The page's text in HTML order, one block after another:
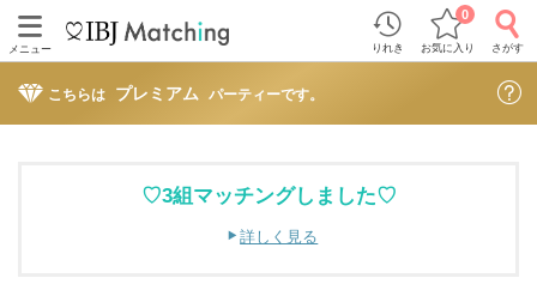
メニュー りれき お気に入り
0
さがす
こちらは プレミアム パーティーです。
♡3組マッチングしました♡
詳しく見る